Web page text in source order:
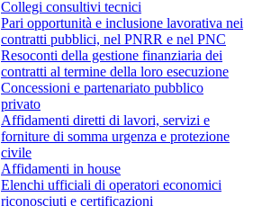
Collegi consultivi tecnici
Pari opportunità e inclusione lavorativa nei
contratti pubblici, nel PNRR e nel PNC
Resoconti della gestione finanziaria dei
contratti al termine della loro esecuzione
Concessioni e partenariato pubblico
privato
Affidamenti diretti di lavori, servizi e
forniture di somma urgenza e protezione
civile
Affidamenti in house
Elenchi ufficiali di operatori economici
riconosciuti e certificazioni